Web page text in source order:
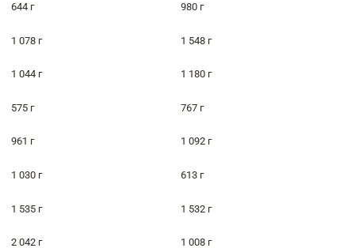
644 г 980 г
1 078 г 1 548 г
1 044 г 1 180 г
575 г 767 г
961 г 1 092 г
1 030 г 613 г
1 535 г 1 532 г
2 042 г 1 008 г